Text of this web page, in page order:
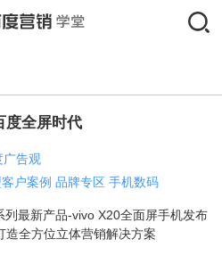
度全屏时代
广告观
户案例 品牌专区 手机数码
最新产品-vivo X20全面屏手机发布
造全方位立体营销解决方案